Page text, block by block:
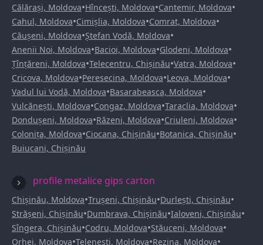
Călărași, Moldova•Hîncești, Moldova•Cantemir, Moldova•
Cahul, Moldova•Cimișlia, Moldova•Comrat, Moldova•
Căușeni, Moldova•Ștefan Vodă, Moldova•
Anenii Noi, Moldova•Bacioi, Moldova•Glodeni, Moldova•
Țînțăreni, Moldova•Telecentru, Chișinău•Vatra, Moldova•
Cricova, Moldova•Peresecina, Moldova•Leova, Moldova•
Vadul lui Vodă, Moldova•Basarabeasca, Moldova•
Vulcănești, Moldova•Congaz, Moldova•Taraclia, Moldova•
Dondușeni, Moldova•Răzeni, Moldova•Criuleni, Moldova•
Colonița, Moldova•Ciocana, Chișinău•Botanica, Chișinău•
Buiucani, Chișinău
profile metalice gips carton
Chișinău, Moldova•Trușeni, Chișinău•Durlești, Chișinău•
Strășeni, Chișinău•Dumbrava, Chișinău•Ialoveni, Chișinău•
Sîngera, Chișinău•Codru, Moldova•Stăuceni, Moldova•
Orhei, Moldova•Telenești, Moldova•Rezina, Moldova•